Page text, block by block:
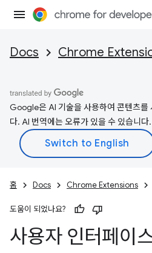
Docs Chrome
Google은 AI 기술을 사용하여 콘텐츠를
다. AI 번역에는 오류가 있을 수 있습니다.
홈 Docs Chrome Extensions
도움이 되었나요?
사용자 인터페이